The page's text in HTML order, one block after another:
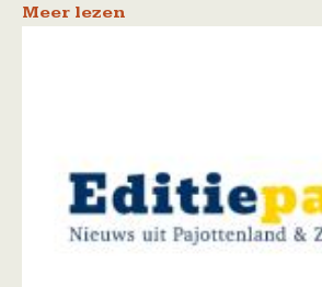
Meer lezen